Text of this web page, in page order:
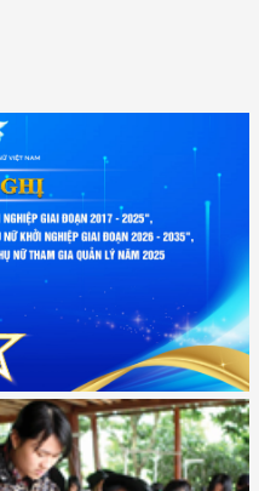
định số 2415/QĐ-TTg ngày
Chương trình mục tiêu quốc gia
quyết số 72-NQ/TW ngày
duyệt Đề án Hỗ trợ Phụ nữ khởi